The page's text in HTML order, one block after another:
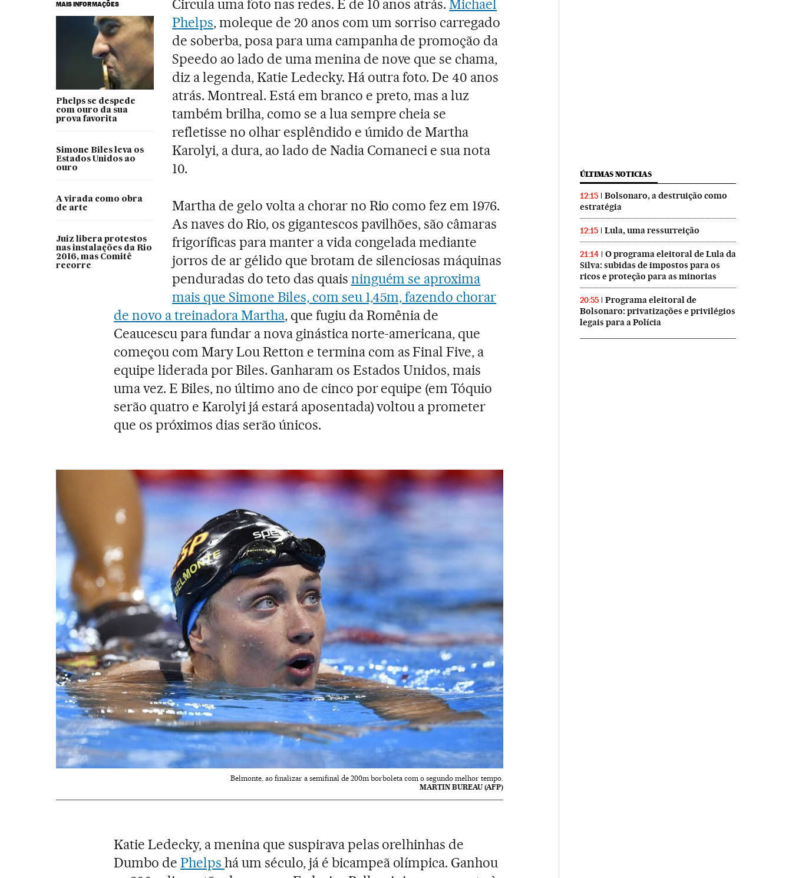
MAIS INFORMAÇÕES
Phelps se despede
com ouro da sua
prova favorita
Simone Biles leva os
Estados Unidos ao
ouro
A virada como obra
de arte
Juiz libera protestos
nas instalações da Rio
2016, mas Comitê
recorre
Circula uma foto nas redes. É de 10 anos atrás.Michael
Phelps, moleque de 20 anos com um sorriso carregado
de soberba, posa para uma campanha de promoção da
Speedo ao lado de uma menina de nove que se chama,
diz a legenda, Katie Ledecky. Há outra foto. De 40 anos
atrás. Montreal. Está em branco e preto, mas a luz
também brilha, como se a lua sempre cheia se
refletisse no olhar esplêndido e úmido de Martha
Karolyi, a dura, ao lado de Nadia Comaneci e sua nota
10.
Martha de gelo volta a chorar no Rio como fez em 1976.
As naves do Rio, os gigantescos pavilhões, são câmaras
frigoríficas para manter a vida congelada mediante
jorros de ar gélido que brotam de silenciosas máquinas
penduradas do teto das quais ninguém se aproxima
mais que Simone Biles, com seu 1,45m, fazendo chorar
de novo a treinadora Martha, que fugiu da Romênia de
Ceaucescu para fundar a nova ginástica norte-americana, que
começou com Mary Lou Retton e termina com as Final Five, a
equipe liderada por Biles. Ganharam os Estados Unidos, mais
uma vez. E Biles, no último ano de cinco por equipe (em Tóquio
serão quatro e Karolyi já estará aposentada) voltou a prometer
que os próximos dias serão únicos.
Belmonte, ao finalizar a semifinal de 200m borboleta com o segundo melhor tempo.
MARTIN BUREAU (AFP)
Katie Ledecky, a menina que suspirava pelas orelhinhas de
Dumbo dePhelpshá um século, já é bicampeã olímpica. Ganhou
ÚLTIMAS NOTICIAS
12:15
Bolsonaro, a destruição como
estratégia
12:15 Lula, uma ressurreição
21:14
O programa eleitoral de Lula da
Silva: subidas de impostos para os
ricos e proteção para as minorias
20:55
Programa eleitoral de
Bolsonaro: privatizações e privilégios
legais para a Polícia